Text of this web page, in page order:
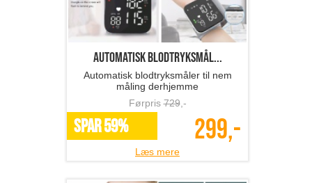
Automatisk blodtryksmål...
Automatisk blodtryksmåler til nem
måling derhjemme
Førpris729,-
SPAR 59% 299,-
Læs mere